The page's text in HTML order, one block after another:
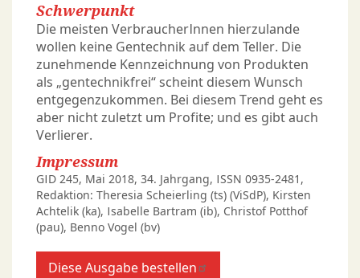
Schwerpunkt
Die meisten VerbraucherInnen hierzulande
wollen keine Gentechnik auf dem Teller. Die
zunehmende Kennzeichnung von Produkten
als „gentechnikfrei“ scheint diesem Wunsch
entgegenzukommen. Bei diesem Trend geht es
aber nicht zuletzt um Profite; und es gibt auch
Verlierer.
Impressum
GID 245, Mai 2018, 34. Jahrgang, ISSN 0935-2481,
Redaktion: Theresia Scheierling (ts) (ViSdP), Kirsten
Achtelik (ka), Isabelle Bartram (ib), Christof Potthof
(pau), Benno Vogel (bv)
Diese Ausgabe bestellen